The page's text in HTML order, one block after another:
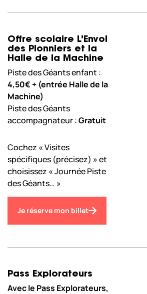
Offre scolaire L’Envol
des Pionniers et la
Halle de la Machine
Piste des Géants enfant :
4,50€ + (entrée Halle de la
Machine)
Piste des Géants
accompagnateur :Gratuit
Cochez « Visites
spécifiques (précisez) » et
choisissez « Journée Piste
des Géants… »
Je réserve mon billet
Pass Explorateurs
Avec le Pass Explorateurs,